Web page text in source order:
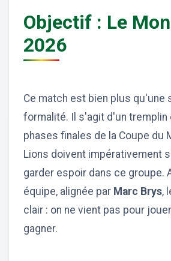
Objectif : Le
2026
Ce match est bien plus qu'une
formalité. Il s'agit d'un tremplin
phases finales de la Coupe du
Lions doivent impérativement
garder espoir dans ce groupe.
équipe, alignée par Marc Brys,
clair : on ne vient pas pour
gagner.